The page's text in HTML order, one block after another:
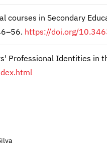
courses in Secondary
https://doi.org/
Professional Identities in